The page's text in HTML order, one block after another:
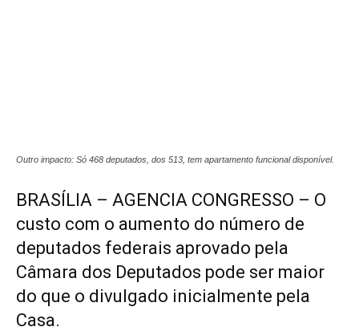
Outro impacto: Só 468 deputados, dos 513, tem apartamento funcional disponível.
BRASÍLIA – AGENCIA CONGRESSO – O
custo com o aumento do número de
deputados federais aprovado pela
Câmara dos Deputados pode ser maior
do que o divulgado inicialmente pela
Casa.